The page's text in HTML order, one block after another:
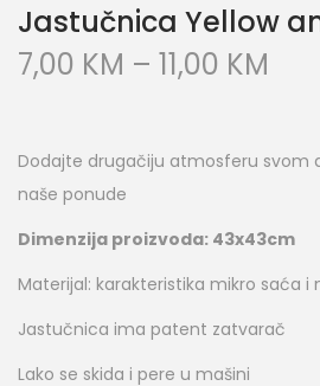
Jastučnica Yellow
7,00 KM – 11,00 KM
Dodajte drugačiju atmosferu svom
naše ponude
Dimenzija proizvoda: 43x43cm
Materijal: karakteristika mikro saća i
Jastučnica ima patent zatvarač
Lako se skida i pere u mašini